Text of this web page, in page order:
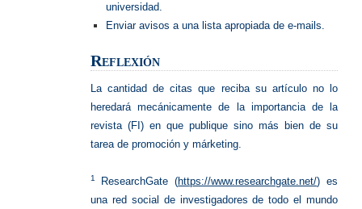
universidad.
Enviar avisos a una lista apropiada de e-mails.
Reflexión
La cantidad de citas que reciba su artículo no lo
heredará mecánicamente de la importancia de la
revista (FI) en que publique sino más bien de su
tarea de promoción y márketing.
1 ResearchGate (https://www.researchgate.net/) es
una red social de investigadores de todo el mundo